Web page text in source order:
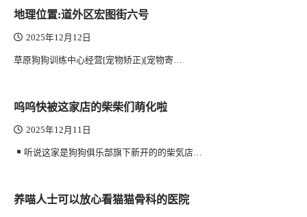
地理位置:道外区宏图街六号
2025年12月12日
草原狗狗训练中心经营[宠物矫正)[宠物寄…
呜呜快被这家店的柴柴们萌化啦
2025年12月11日
听说这家是狗狗俱乐部旗下新开的的柴気店…
养喵人士可以放心看猫猫骨科的医院